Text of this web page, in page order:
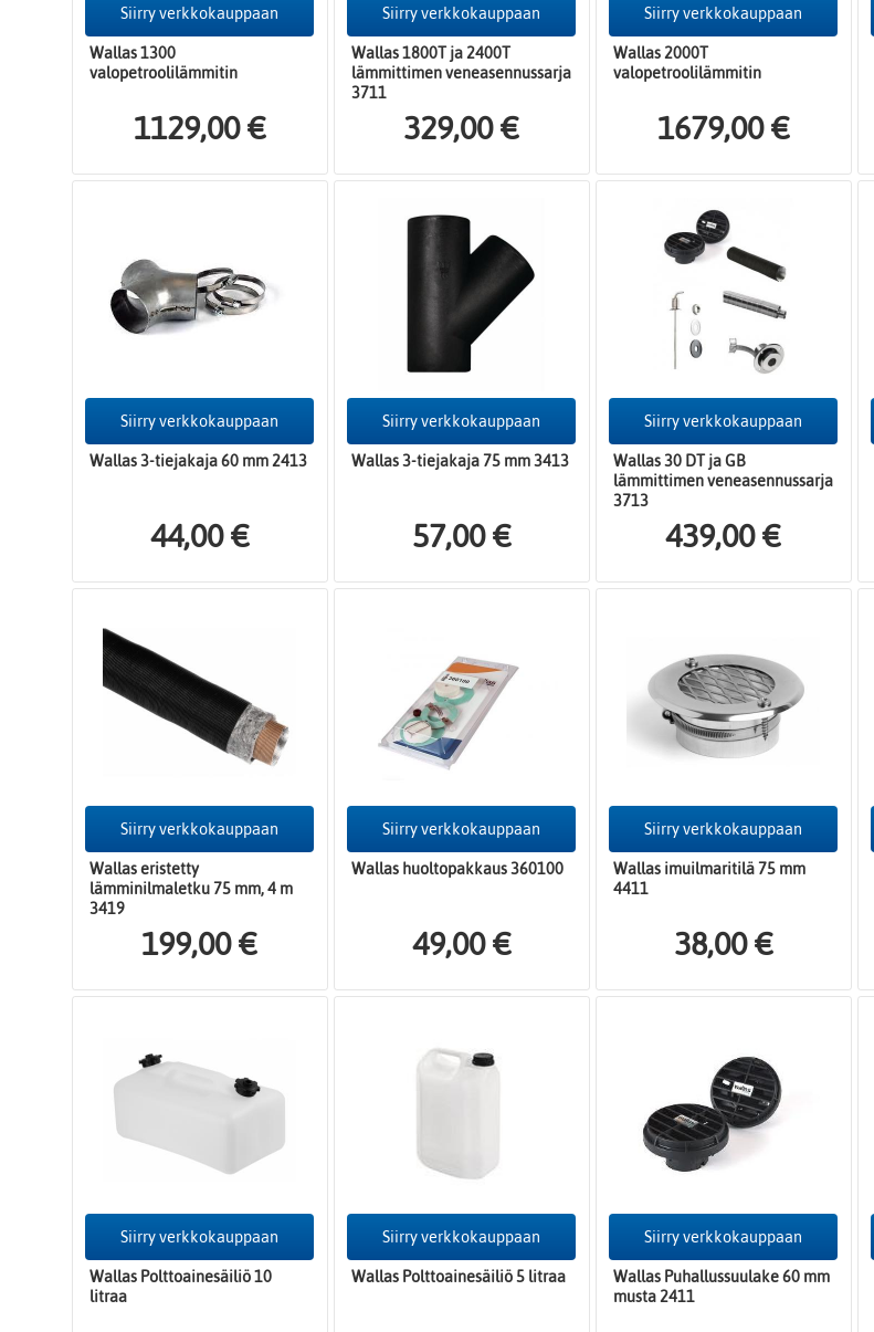
Siirry verkkokauppaan
Wallas 1300
valopetroolilämmitin
1129,00 €
Siirry verkkokauppaan
Wallas 1800T ja 2400T
lämmittimen veneasennussarja
3711
329,00 €
Siirry verkkokauppaan
Wallas 2000T
valopetroolilämmitin
1679,00 €
Siirry verkkokauppaan
Wallas 3-tiejakaja 60 mm 2413
44,00 €
Siirry verkkokauppaan
Wallas 3-tiejakaja 75 mm 3413
57,00 €
Siirry verkkokauppaan
Wallas 30 DT ja GB
lämmittimen veneasennussarja
3713
439,00 €
Siirry verkkokauppaan
Wallas eristetty
lämminilmaletku 75 mm, 4 m
3419
199,00 €
Siirry verkkokauppaan
Wallas huoltopakkaus 360100
49,00 €
Siirry verkkokauppaan
Wallas imuilmaritilä 75 mm
4411
38,00 €
Siirry verkkokauppaan
Wallas Polttoainesäiliö 10
litraa
Siirry verkkokauppaan
Wallas Polttoainesäiliö 5 litraa
Siirry verkkokauppaan
Wallas Puhallussuulake 60 mm
musta 2411